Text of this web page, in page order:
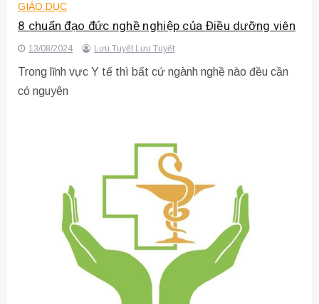
GIÁO DỤC
8 chuẩn đạo đức nghề nghiệp của Điều dưỡng viên
13/08/2024 Lưu Tuyết Lưu Tuyết
Trong lĩnh vực Y tế thì bất cứ ngành nghề nào đều cần
có nguyên